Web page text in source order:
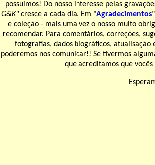
possuimos! Do nosso interesse pelas
G&K"cresce a cada dia. Em "Agradecimentos
e coleção - mais uma vez o nosso muito
recomendar. Para comentários, correções,
fotografias, dados biográficos,
poderemos nos comunicar!! Se tivermos
que acreditamos que